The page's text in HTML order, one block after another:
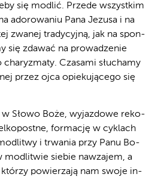
się mo­dlić. Przede wszyst­kim
ad­o­ro­wa­niu Pa­na Je­zu­sa i na
zwa­nej tra­dy­cyj­ną, jak na spon­
się zda­wać na pro­wa­dze­nie
Czasami słuchamy
przez ojca opiekującego się
w Sło­wo Bo­że, wy­jaz­do­we re­ko­
for­ma­cję w cy­klach
i trwa­nia przy Pa­nu Bo­
mo­dli­twie sie­bie na­wza­jem, a
któ­rzy po­wie­rza­ją nam swo­je in­